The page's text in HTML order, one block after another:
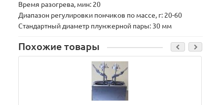
Время разогрева, мин: 20
Диапазон регулировки пончиков по массе, г: 20-60
Стандартный диаметр плунжерной пары: 30 мм
Похожие товары